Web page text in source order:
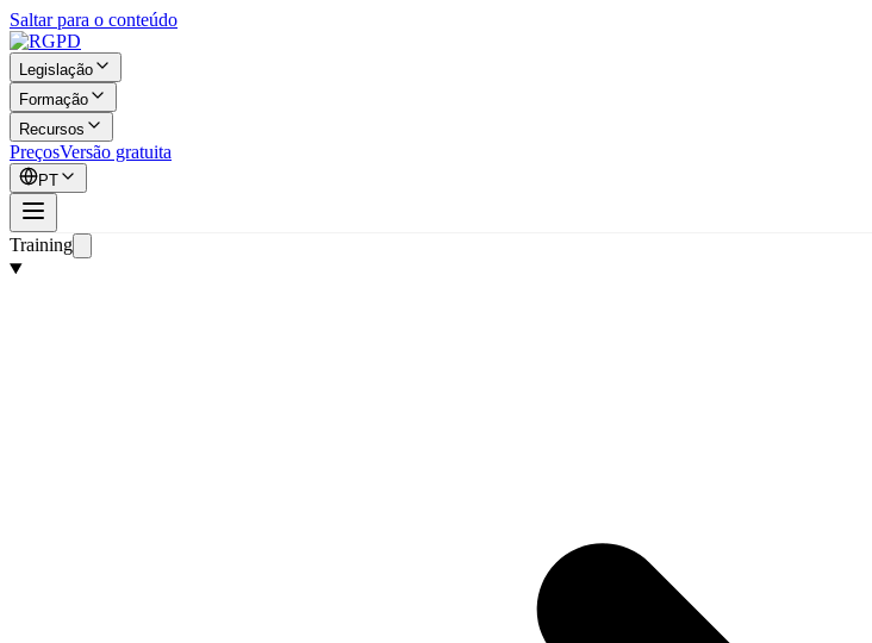
Saltar para o conteúdo
Legislação
Formação
Recursos
PreçosVersão gratuita
PT
Training